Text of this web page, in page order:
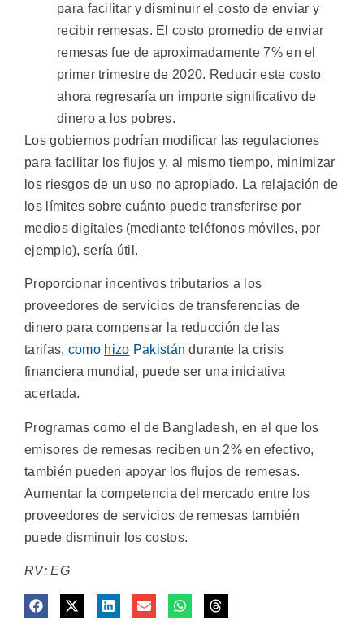
para facilitar y disminuir el costo de enviar y
recibir remesas. El costo promedio de enviar
remesas fue de aproximadamente 7% en el
primer trimestre de 2020. Reducir este costo
ahora regresaría un importe significativo de
dinero a los pobres.
Los gobiernos podrían modificar las regulaciones
para facilitar los flujos y, al mismo tiempo, minimizar
los riesgos de un uso no apropiado. La relajación de
los límites sobre cuánto puede transferirse por
medios digitales (mediante teléfonos móviles, por
ejemplo), sería útil.
Proporcionar incentivos tributarios a los
proveedores de servicios de transferencias de
dinero para compensar la reducción de las
tarifas, como hizo Pakistán durante la crisis
financiera mundial, puede ser una iniciativa
acertada.
Programas como el de Bangladesh, en el que los
emisores de remesas reciben un 2% en efectivo,
también pueden apoyar los flujos de remesas.
Aumentar la competencia del mercado entre los
proveedores de servicios de remesas también
puede disminuir los costos.
RV: EG